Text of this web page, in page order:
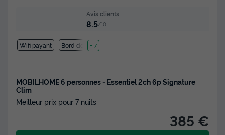
Avis clients
8.5/10
Wifi payant Bord de mer
+ 7
MOBILHOME 6 personnes - Essentiel 2ch 6p Signature
Clim
Meilleur prix pour 7 nuits
385 €